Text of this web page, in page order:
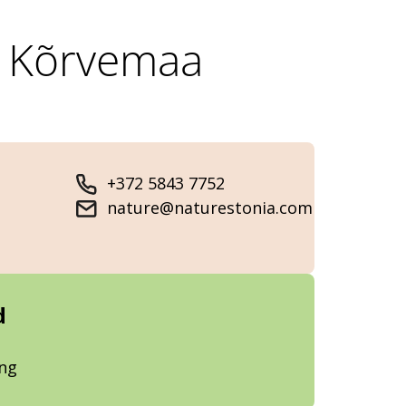
+372 5843 7752
nature@naturestonia.com